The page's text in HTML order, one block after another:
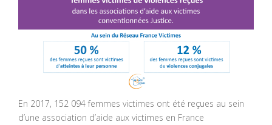
En 2017, 152 094 femmes victimes ont été reçues au sein
d’une association d’aide aux victimes en France